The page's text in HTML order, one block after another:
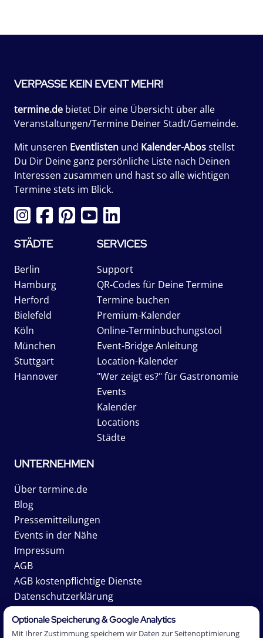
VERPASSE KEIN EVENT MEHR!
termine.de bietet Dir eine Übersicht über alle
Veranstaltungen/Termine Deiner Stadt/Gemeinde.
Mit unseren Eventlisten und Kalender-Abosstellst
Du Dir Deine ganz persönliche Liste nach Deinen
Interessen zusammen und hast so alle wichtigen
Termine stets im Blick.
STÄDTE
Berlin
Hamburg
Herford
Bielefeld
Köln
München
Stuttgart
Hannover
SERVICES
Support
QR-Codes für Deine Termine
Termine buchen
Premium-Kalender
Online-Terminbuchungstool
Event-Bridge Anleitung
Location-Kalender
"Wer zeigt es?" für Gastronomie
Events
Kalender
Locations
Städte
UNTERNEHMEN
Über termine.de
Blog
Pressemitteilungen
Events in der Nähe
Impressum
AGB
AGB kostenpflichtige Dienste
Datenschutzerklärung
Optionale Speicherung & Google Analytics
Mit Ihrer Zustimmung speichern wir Daten zur Seitenoptimierung